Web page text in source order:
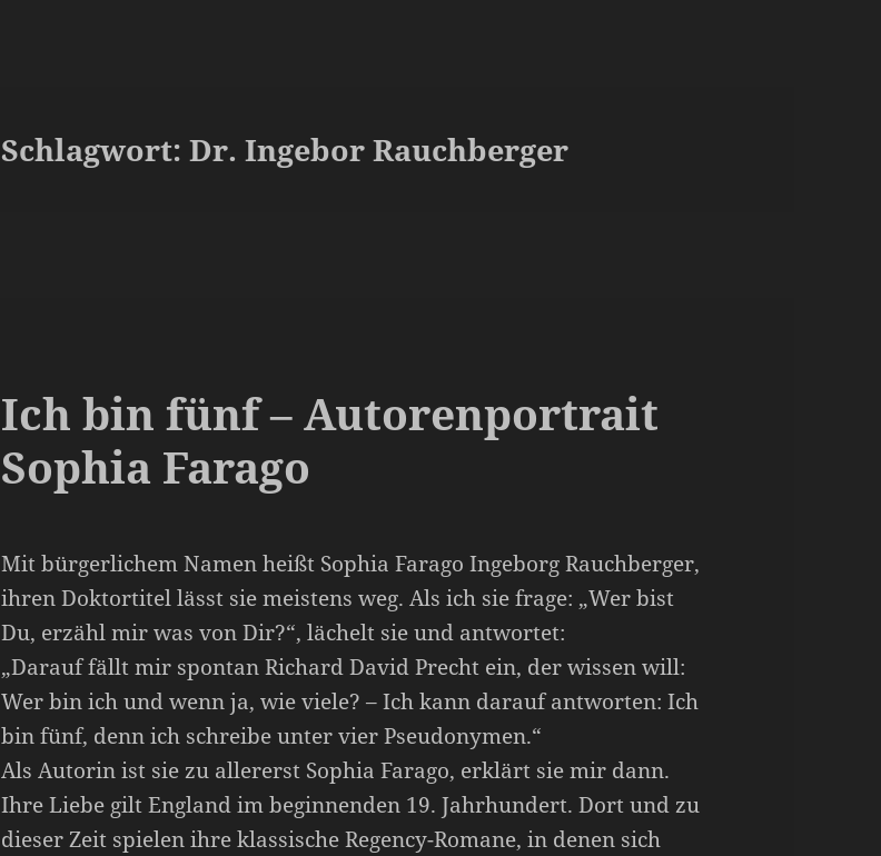
Schlagwort:Dr. Ingebor Rauchberger
Ich bin fünf – Autorenportrait
Sophia Farago
Mit bürgerlichem Namen heißt Sophia Farago Ingeborg Rauchberger,
ihren Doktortitel lässt sie meistens weg. Als ich sie frage: „Wer bist
Du, erzähl mir was von Dir?“, lächelt sie und antwortet:
„Darauf fällt mir spontan Richard David Precht ein, der wissen will:
Wer bin ich und wenn ja, wie viele? – Ich kann darauf antworten: Ich
bin fünf, denn ich schreibe unter vier Pseudonymen.“
Als Autorin ist sie zu allererst Sophia Farago, erklärt sie mir dann.
Ihre Liebe gilt England im beginnenden 19. Jahrhundert. Dort und zu
dieser Zeit spielen ihre klassische Regency-Romane, in denen sich